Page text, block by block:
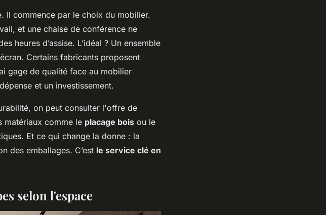
Il commence par le choix du mobilier.
et une chaise de conférence ne
heures d’assise. L’idéal ? Un ensemble
Certains fabricants proposent
gage de qualité face au mobilier
et un investissement.
on peut consulter l'offre de
matériaux comme le placage bois ou le
Et ce qui change la donne : la
des emballages. C’est le service clé en
selon l'espace